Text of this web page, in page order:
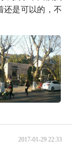
还是可以的，不
2017-01-29 22:33